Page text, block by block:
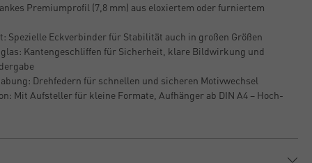
Premiumprofil (7,8 mm) aus eloxiertem oder furniertem
Spezielle Eckverbinder für Stabilität auch in großen Größen
Kantengeschliffen für Sicherheit, klare Bildwirkung und
Drehfedern für schnellen und sicheren Motivwechsel
Mit Aufsteller für kleine Formate, Aufhänger ab DIN A4 – Hoch-